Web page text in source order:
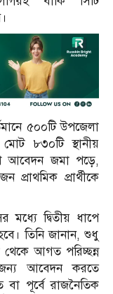
৫০০টি উপজেলা
৮৩০টি স্থানীয়
আবেদন জমা পড়ে,
প্রাথমিক প্রার্থীকে
দ্বিতীয় ধাপে
তিনি জানান, শুধু
আগত পরিচ্ছন্ন
জন্য আবেদন করতে
পূর্বে রাজনৈতিক